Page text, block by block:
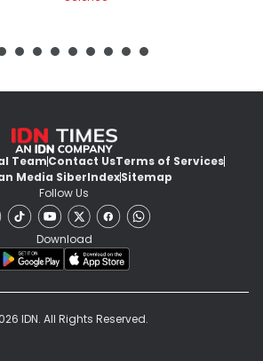
TeamContact UsTerms of Services
Media SiberIndexSitemap
Follow Us
Download
IDN. All Rights Reserved.